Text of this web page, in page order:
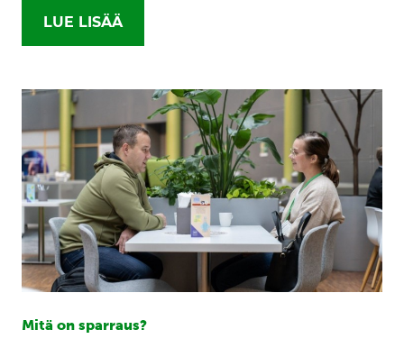
LUE LISÄÄ
Mitä on sparraus?